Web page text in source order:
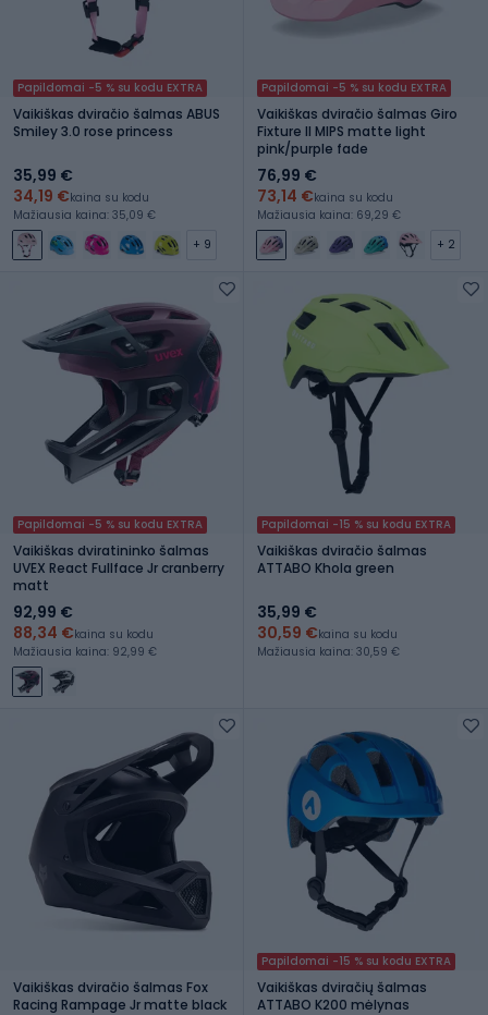
Papildomai -5 % su kodu EXTRA
Vaikiškas dviračio šalmas ABUS
Smiley 3.0 rose princess
35,99 €
34,19 €kaina su kodu
Mažiausia kaina: 35,09 €
+ 9
Papildomai -5 % su kodu EXTRA
Vaikiškas dviračio šalmas Giro
Fixture II MIPS matte light
pink/purple fade
76,99 €
73,14 €kaina su kodu
Mažiausia kaina: 69,29 €
+ 2
Papildomai -5 % su kodu EXTRA
Vaikiškas dviratininko šalmas
UVEX React Fullface Jr cranberry
matt
92,99 €
88,34 €kaina su kodu
Mažiausia kaina: 92,99 €
Papildomai -15 % su kodu EXTRA
Vaikiškas dviračio šalmas
ATTABO Khola green
35,99 €
30,59 €kaina su kodu
Mažiausia kaina: 30,59 €
Vaikiškas dviračio šalmas Fox
Racing Rampage Jr matte black
Papildomai -15 % su kodu EXTRA
Vaikiškas dviračių šalmas
ATTABO K200 mėlynas